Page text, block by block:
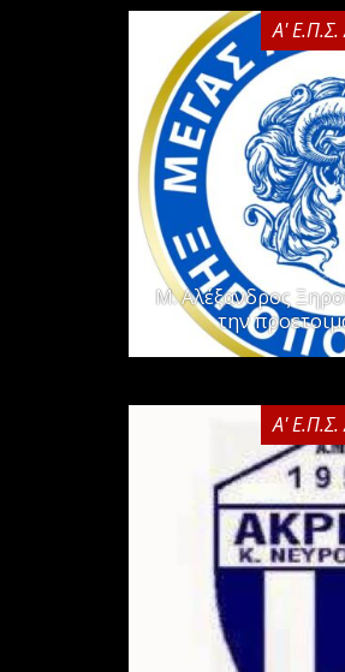
Α' Ε.Π.Σ.
Μ. Αλέξανδρος
την
Α' Ε.Π.Σ.